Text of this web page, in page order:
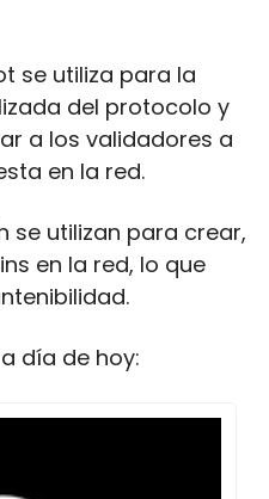
se utiliza para la
del protocolo y
a los validadores a
en la red.
se utilizan para crear,
en la red, lo que
día de hoy: